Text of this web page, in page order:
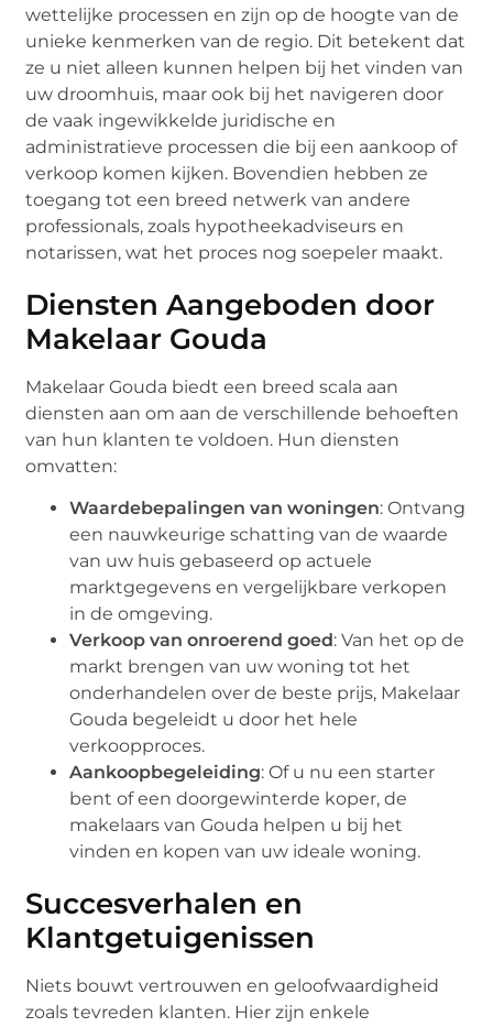
wettelijke processen en zijn op de hoogte van de
unieke kenmerken van de regio. Dit betekent dat
ze u niet alleen kunnen helpen bij het vinden van
uw droomhuis, maar ook bij het navigeren door
de vaak ingewikkelde juridische en
administratieve processen die bij een aankoop of
verkoop komen kijken. Bovendien hebben ze
toegang tot een breed netwerk van andere
professionals, zoals hypotheekadviseurs en
notarissen, wat het proces nog soepeler maakt.
Diensten Aangeboden door
Makelaar Gouda
Makelaar Gouda biedt een breed scala aan
diensten aan om aan de verschillende behoeften
van hun klanten te voldoen. Hun diensten
omvatten:
Waardebepalingen van woningen: Ontvang
een nauwkeurige schatting van de waarde
van uw huis gebaseerd op actuele
marktgegevens en vergelijkbare verkopen
in de omgeving.
Verkoop van onroerend goed : Van het op de
markt brengen van uw woning tot het
onderhandelen over de beste prijs, Makelaar
Gouda begeleidt u door het hele
verkoopproces.
Aankoopbegeleiding: Of u nu een starter
bent of een doorgewinterde koper, de
makelaars van Gouda helpen u bij het
vinden en kopen van uw ideale woning.
Succesverhalen en
Klantgetuigenissen
Niets bouwt vertrouwen en geloofwaardigheid
zoals tevreden klanten. Hier zijn enkele